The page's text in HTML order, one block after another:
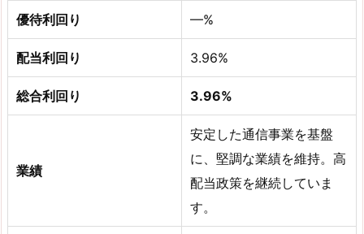
優待利回り —%
配当利回り 3.96%
総合利回り 3.96%
業績
安定した通信事業を基盤
に、堅調な業績を維持。高
配当政策を継続していま
す。